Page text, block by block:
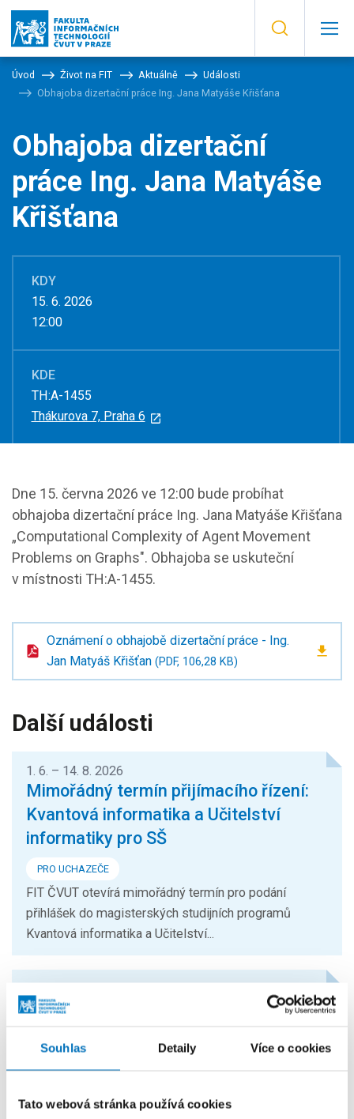
Souhlas Detaily Více o cookies
Tato webová stránka používá cookies
Úvod Život na FIT Aktuálně
Události
Obhajoba dizertační práce Ing. Jana Matyáše Křišťana
Obhajoba dizertační
práce Ing. Jana Matyáše
Křišťana
KDY
15. 6. 2026
12:00
KDE
TH:A-1455
Thákurova 7, Praha 6
Dne 15. června 2026 ve 12:00 bude probíhat
obhajoba dizertační práce Ing. Jana Matyáše Křišťana
„Computational Complexity of Agent Movement
Problems on Graphs". Obhajoba se uskuteční
v místnosti TH:A-1455.
Oznámení o obhajobě dizertační práce - Ing.
Jan Matyáš Křišťan(PDF, 106,28 KB)
Další události
1. 6. – 14. 8. 2026
Mimořádný termín přijímacího řízení:
Kvantová informatika a Učitelství
informatiky pro SŠ
PRO UCHAZEČE
FIT ČVUT otevírá mimořádný termín pro podání
přihlášek do magisterských studijních programů
Kvantová informatika a Učitelství...
Prague Stringology Conference 2026
přijít poslechnout na mezinárodní...